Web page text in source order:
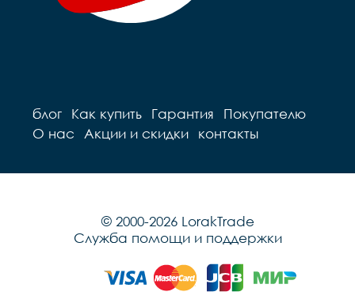
блог Как купить Гарантия
Покупателю
О нас
Акции и скидки контакты
© 2000-2026 LorakTrade
Служба помощи и поддержки